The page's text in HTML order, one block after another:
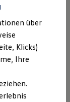
über
Klicks)
Ihre